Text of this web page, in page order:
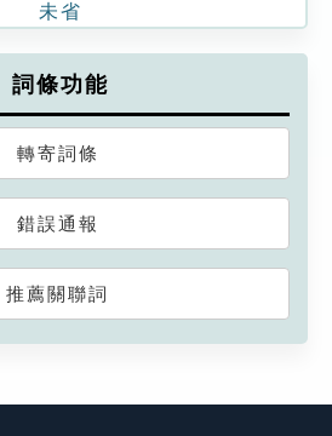
未省
詞條功能
轉寄詞條
錯誤通報
推薦關聯詞